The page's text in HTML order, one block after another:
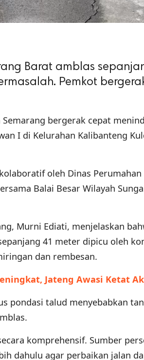
Barat amblas
Pemkot
bergerak cepat
I di Kelurahan Kalibanteng
oleh Dinas Perumahan
Balai Besar Wilayah
Murni Ediati, menjelaskan
41 meter dipicu oleh
dan rembesan.
Jateng Awasi Ketat
pondasi talud menyebabkan
komprehensif. Sumber
dahulu agar perbaikan jalan